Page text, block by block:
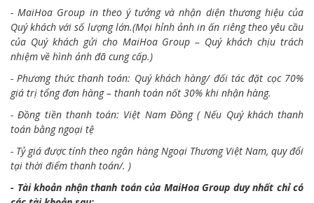
- MaiHoa Group in theo ý tưởng và nhận diện thương hiệu của
Quý khách với số lượng lớn.(Mọi hỉnh ảnh in ấn riêng theo yêu cầu
của Quý khách gửi cho MaiHoa Group – Quý khách chịu trách
nhiệm về hình ảnh đã cung cấp.)
- Phương thức thanh toán: Quý khách hàng/ đối tác đặt cọc 70%
giá trị tổng đơn hàng – thanh toán nốt 30% khi nhận hàng.
- Đồng tiền thanh toán: Việt Nam Đồng ( Nếu Quý khách thanh
toán bằng ngoại tệ
- Tỷ giá được tính theo ngân hàng Ngoại Thương Việt Nam, quy đổi
tại thời điểm thanh toán/. )
- Tài khoản nhận thanh toán của MaiHoa Group duy nhất chỉ có